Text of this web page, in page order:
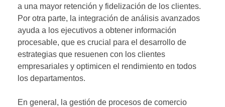
a una mayor retención y fidelización de los clientes.
Por otra parte, la integración de análisis avanzados
ayuda a los ejecutivos a obtener información
procesable, que es crucial para el desarrollo de
estrategias que resuenen con los clientes
empresariales y optimicen el rendimiento en todos
los departamentos.
En general, la gestión de procesos de comercio